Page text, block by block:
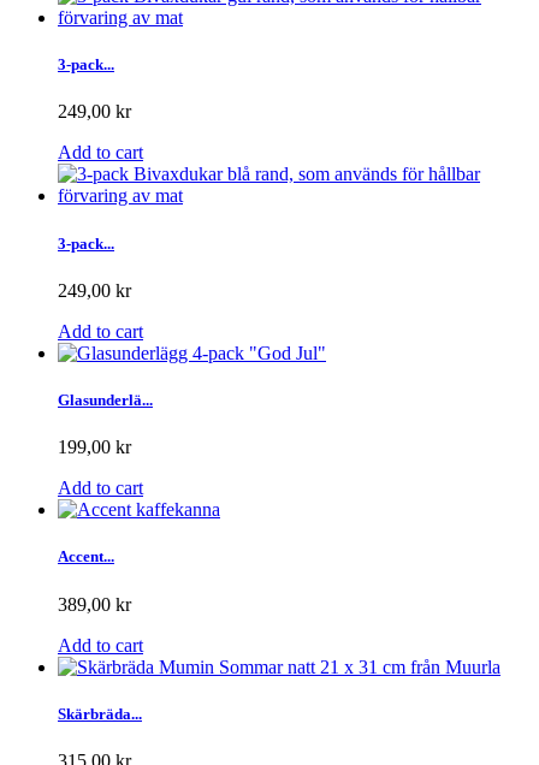
3-pack...
249,00 kr
Add to cart
3-pack...
249,00 kr
Add to cart
Glasunderlä...
199,00 kr
Add to cart
Accent...
389,00 kr
Add to cart
Skärbräda...
315,00 kr